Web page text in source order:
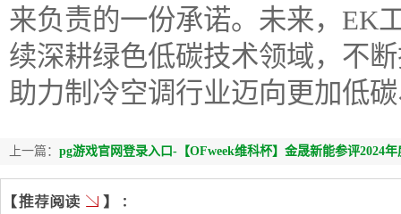
来负责的一份承诺。未来，EK
续深耕绿色低碳技术领域，不
助力制冷空调行业迈向更加低
上一篇： pg游戏官网登录入口-【OFweek维科杯】金晟新能参评2024